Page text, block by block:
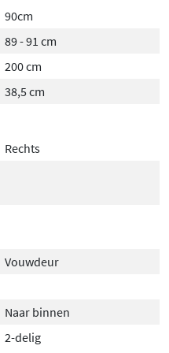
90cm
89 - 91 cm
200 cm
38,5 cm
Rechts
Vouwdeur
Naar binnen
2-delig